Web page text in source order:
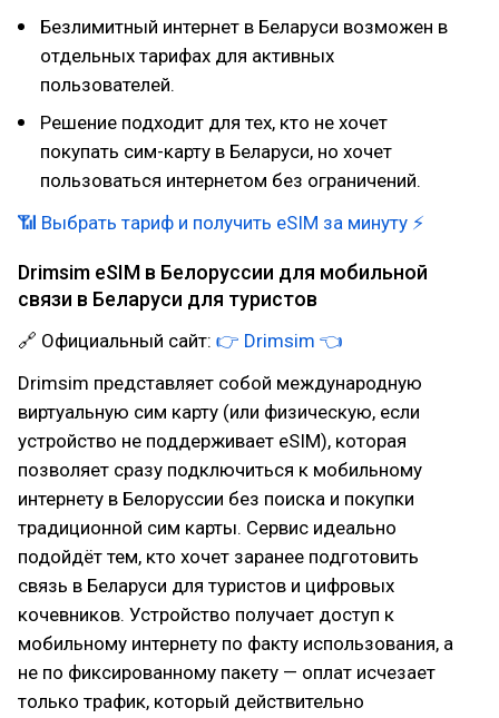
Безлимитный интернет в Беларуси возможен в
отдельных тарифах для активных
пользователей.
Решение подходит для тех, кто не хочет
покупать сим-карту в Беларуси, но хочет
пользоваться интернетом без ограничений.
📶 Выбрать тариф и получить eSIM за минуту ⚡
Drimsim eSIM в Белоруссии для мобильной
связи в Беларуси для туристов
🔗 Официальный сайт: 👉 Drimsim 👈
Drimsim представляет собой международную
виртуальную сим карту (или физическую, если
устройство не поддерживает eSIM), которая
позволяет сразу подключиться к мобильному
интернету в Белоруссии без поиска и покупки
традиционной сим карты. Сервис идеально
подойдёт тем, кто хочет заранее подготовить
связь в Беларуси для туристов и цифровых
кочевников. Устройство получает доступ к
мобильному интернету по факту использования, а
не по фиксированному пакету — оплат исчезает
только трафик, который действительно